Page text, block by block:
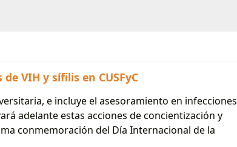
VIH y sífilis en CUSFyC
e incluye el asesoramiento en infecciones
adelante estas acciones de concientización y
conmemoración del Día Internacional de la